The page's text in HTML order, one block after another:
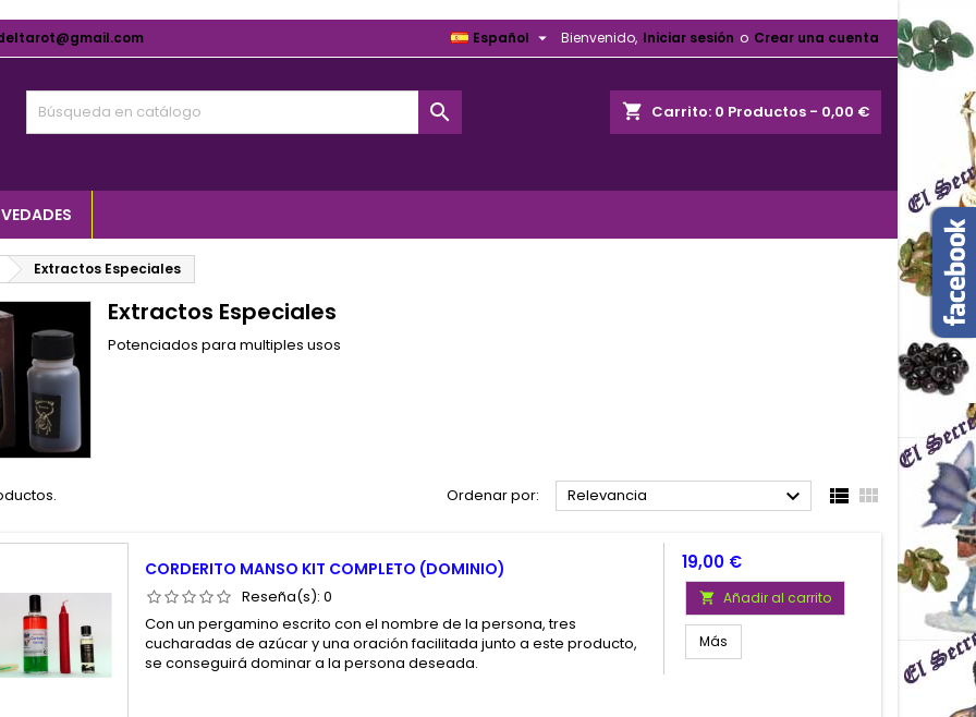
Bienvenido, Iniciar sesión o Crear una cuenta
Español 
shopping_cart Carrito: 0 Productos - 0,00 €

Extractos Especiales
Extractos Especiales
Potenciados para multiples usos
Ordenar por: Relevancia   
CORDERITO MANSO KIT COMPLETO (DOMINIO)
Reseña(s):0
Con un pergamino escrito con el nombre de la persona, tres
cucharadas de azúcar y una oración facilitada junto a este producto,
se conseguirá dominar a la persona deseada.
Precio
19,00 €
 Añadir al carrito
Más